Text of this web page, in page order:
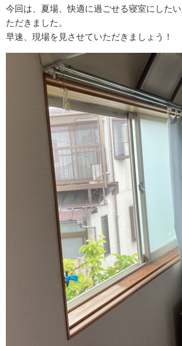
今回は、夏場、快適に過ごせる寝室にした
ただきました。
早速、現場を見させていただきましょう！